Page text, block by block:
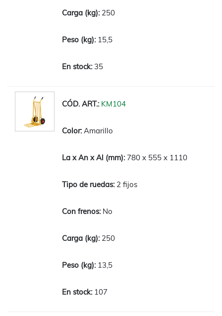
250
15,5
35
KM104
Amarillo
780 x 555 x 1110
2 fijos
No
250
13,5
107